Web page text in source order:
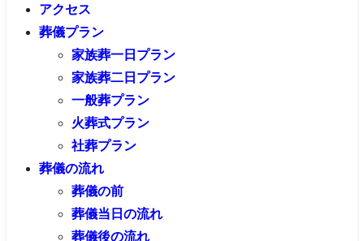
アクセス
葬儀プラン
家族葬一日プラン
家族葬二日プラン
一般葬プラン
火葬式プラン
社葬プラン
葬儀の流れ
葬儀の前
葬儀当日の流れ
葬儀後の流れ